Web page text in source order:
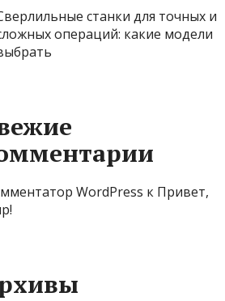
станки для точных и
операций: какие модели
WordPress к Привет,